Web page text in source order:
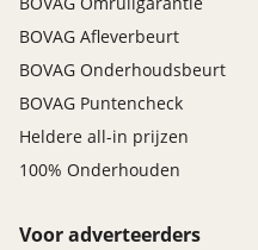
BOVAG Afleverbeurt
BOVAG Onderhoudsbeurt
BOVAG Puntencheck
Heldere all-in prijzen
100% Onderhouden
Voor adverteerders